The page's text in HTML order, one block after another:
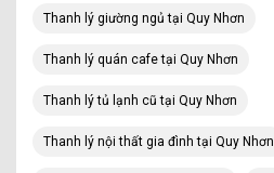
Thanh lý giường ngủ tại Quy Nhơn
Thanh lý quán cafe tại Quy Nhơn
Thanh lý tủ lạnh cũ tại Quy Nhơn
Thanh lý nội thất gia đình tại Quy Nhơn